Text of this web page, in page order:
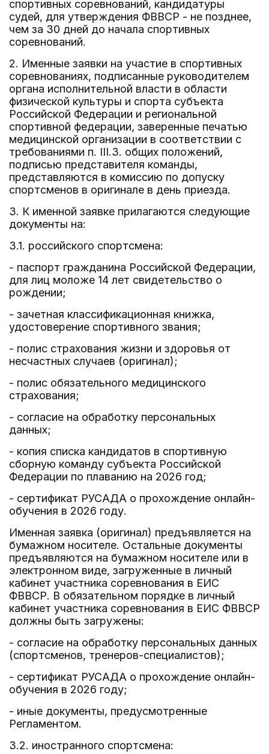
спортивных соревнований, кандидатуры
судей, для утверждения ФВВСР - не позднее,
чем за 30 дней до начала спортивных
соревнований.
2. Именные заявки на участие в спортивных
соревнованиях, подписанные руководителем
органа исполнительной власти в области
физической культуры и спорта субъекта
Российской Федерации и региональной
спортивной федерации, заверенные печатью
медицинской организации в соответствии с
требованиями п. III.3. общих положений,
подписью представителя команды,
представляются в комиссию по допуску
спортсменов в оригинале в день приезда.
3. К именной заявке прилагаются следующие
документы на:
3.1. российского спортсмена:
- паспорт гражданина Российской Федерации,
для лиц моложе 14 лет свидетельство о
рождении;
- зачетная классификационная книжка,
удостоверение спортивного звания;
- полис страхования жизни и здоровья от
несчастных случаев (оригинал);
- полис обязательного медицинского
страхования;
- согласие на обработку персональных
данных;
- копия списка кандидатов в спортивную
сборную команду субъекта Российской
Федерации по плаванию на 2026 год;
- сертификат РУСАДА о прохождение онлайн-
обучения в 2026 году.
Именная заявка (оригинал) предъявляется на
бумажном носителе. Остальные документы
предъявляются на бумажном носителе или в
электронном виде, загруженные в личный
кабинет участника соревнования в ЕИС
ФВВСР. В обязательном порядке в личный
кабинет участника соревнования в ЕИС ФВВСР
должны быть загружены:
- согласие на обработку персональных данных
(спортсменов, тренеров-специалистов);
- сертификат РУСАДА о прохождение онлайн-
обучения в 2026 году;
- иные документы, предусмотренные
Регламентом.
3.2. иностранного спортсмена: